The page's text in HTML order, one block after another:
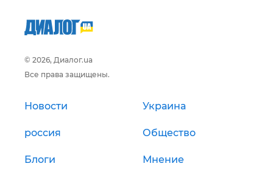
© 2026, Диалог.ua
Все права защищены.
Новости Украина
россия Общество
Блоги Мнение